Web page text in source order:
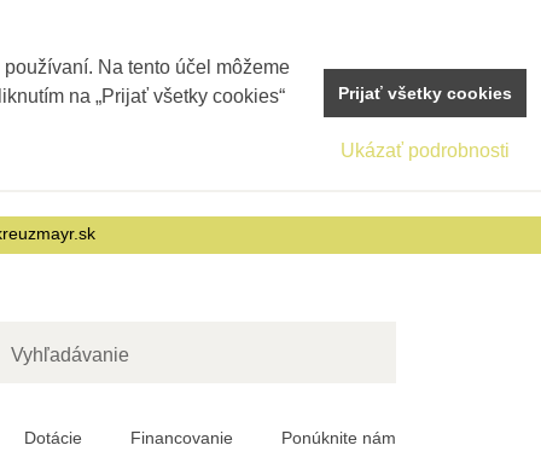
Dotácie Financovanie
Ponúknite nám
Na tento účel môžeme
na „Prijať všetky cookies“
Ukázať podrobnosti
Prijať všetky cookies